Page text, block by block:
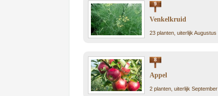
9
Venkelkruid
23 planten, uiterlijk Augustus
8
Appel
2 planten, uiterlijk September